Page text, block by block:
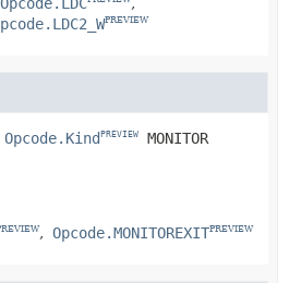
Opcode.LDC
PREVIEW
Opcode.Kind PREVIEW MONITOR
Opcode.MONITOREXITPREVIEW